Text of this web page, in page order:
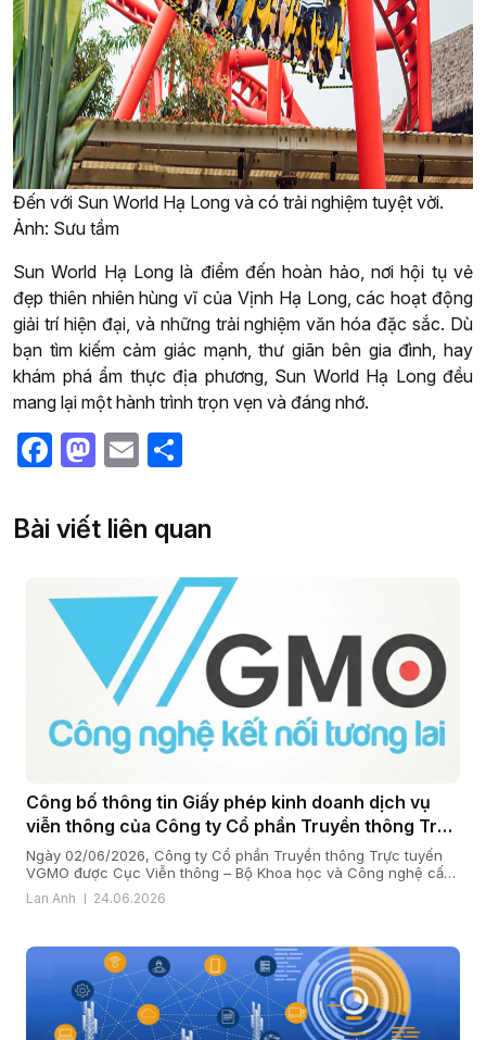
Đến với Sun World Hạ Long và có trải nghiệm tuyệt vời.
Ảnh: Sưu tầm
Sun World Hạ Long là điểm đến hoàn hảo, nơi hội tụ vẻ
đẹp thiên nhiên hùng vĩ của Vịnh Hạ Long, các hoạt động
giải trí hiện đại, và những trải nghiệm văn hóa đặc sắc. Dù
bạn tìm kiếm cảm giác mạnh, thư giãn bên gia đình, hay
khám phá ẩm thực địa phương, Sun World Hạ Long đều
mang lại một hành trình trọn vẹn và đáng nhớ.
Facebook
Mastodon
Email
Bài viết liên quan
Công bố thông tin Giấy phép kinh doanh dịch vụ
viễn thông của Công ty Cổ phần Truyền thông Trực
tuyến VGMO
Ngày 02/06/2026, Công ty Cổ phần Truyền thông Trực tuyến
VGMO được Cục Viễn thông – Bộ Khoa học và Công nghệ cấp
Giấy phép kinh doanh dịch vụ viễn thông số 180/GP-CVT. Thực
hiện quy định tại khoản 6 Điều 35 Nghị định số 163/2024/NĐ-
Lan Anh 24.06.2026